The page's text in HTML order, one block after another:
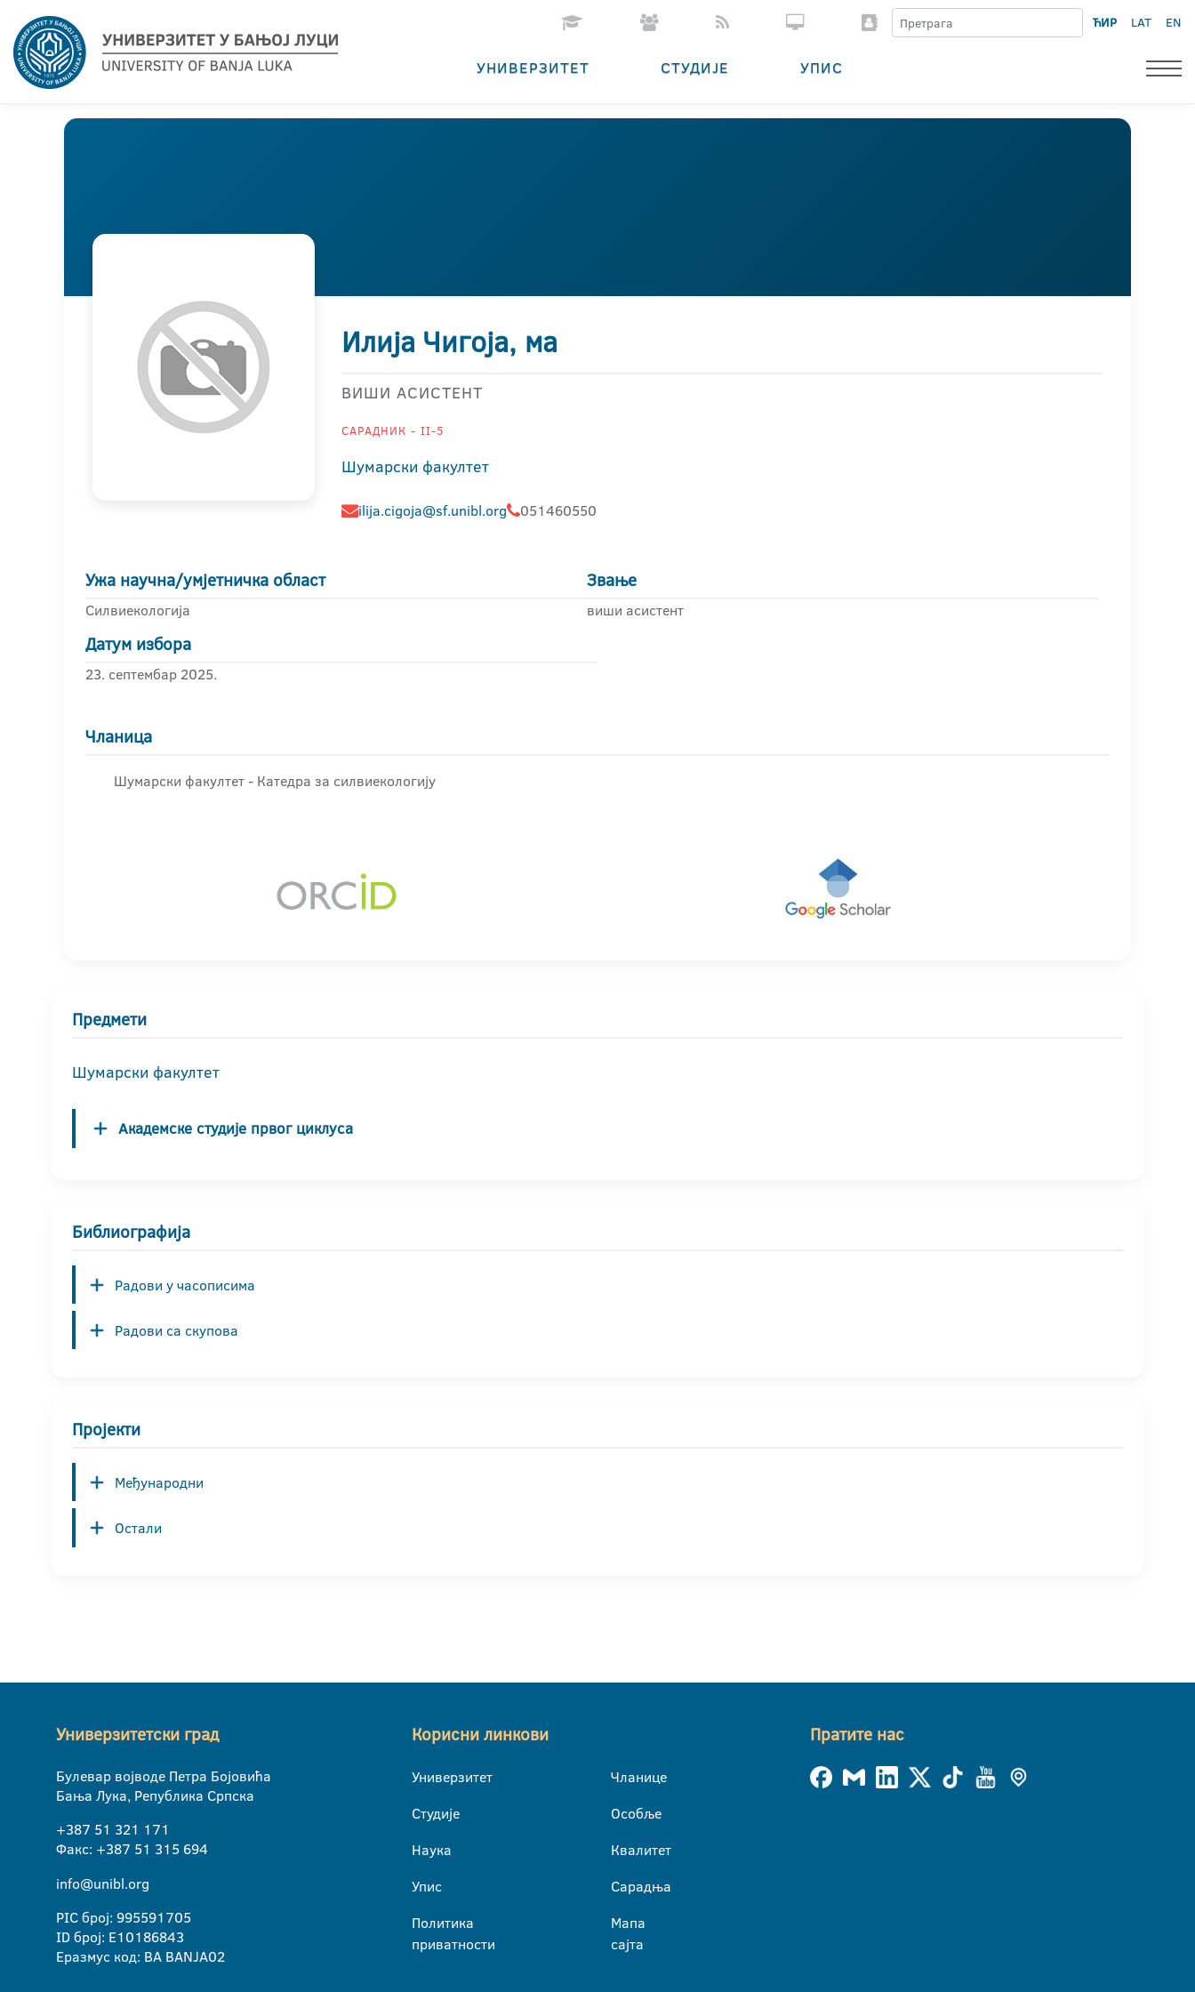
ЋИР LAT EN
УНИВЕРЗИТЕТ СТУДИЈЕ УПИС
Илија Чигоја, ма
ВИШИ АСИСТЕНТ
САРАДНИК - II-5
Шумарски факултет
ilija.cigoja@sf.unibl.org 051460550
Ужа научна/умјетничка област
Силвиекологија
Звање
виши асистент
Датум избора
23. септембар 2025.
Чланица
Шумарски факултет - Катедра за силвиекологију
Предмети
Шумарски факултет
Академске студије првог циклуса
Библиографија
Радови у часописима
Радови са скупова
Пројекти
Међународни
Остали
Универзитетски град
Булевар војводе Петра Бојовића
Бања Лука, Република Српска
+387 51 321 171
Факс: +387 51 315 694
info@unibl.org
PIC број: 995591705
ID број: E10186843
Еразмус код: BA BANJA02
Корисни линкови
Универзитет
Студије
Наука
Упис
Политика
приватности
Чланице
Особље
Квалитет
Сарадња
Мапа
сајта
Пратите нас